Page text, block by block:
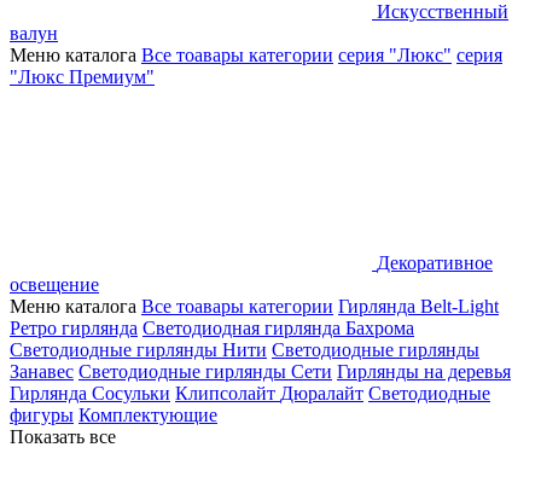
Искусственный
валун
Меню каталога Все тоавары категории серия "Люкс" серия
"Люкс Премиум"
Декоративное
освещение
Меню каталога Все тоавары категории Гирлянда Belt-Light
Ретро гирлянда Светодиодная гирлянда Бахрома
Светодиодные гирлянды Нити Светодиодные гирлянды
Занавес Светодиодные гирлянды Сети Гирлянды на деревья
Гирлянда Сосульки Клипсолайт Дюралайт Светодиодные
фигуры Комплектующие
Показать все